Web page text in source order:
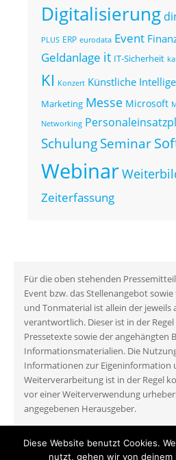
Digitalisierung
PLUS ERP eurodata Event
Geldanlage it IT-Sicherheit
KI Konzert Künstliche
Marketing Messe Microsoft
Networking
SchulungSeminar
Webinar
Zeiterfassung
Für die oben stehenden
Event bzw. das Stellenangebot
und Tonmaterial ist allein der jeweils
verantwortlich. Dieser ist in der
Pressetexte sowie der angehängten
Informationsmaterialien. Die
Informationen zur Eigeninformation
Weiterverarbeitung ist in der Regel
vor einer Weiterverwendung
angegebenen Herausgeber.
Diese Website benutzt Cookies.
nutzt, gehen wir von deinem